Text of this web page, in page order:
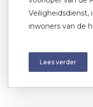
Veiligheidsdienst,
inwoners van de
Lees verder